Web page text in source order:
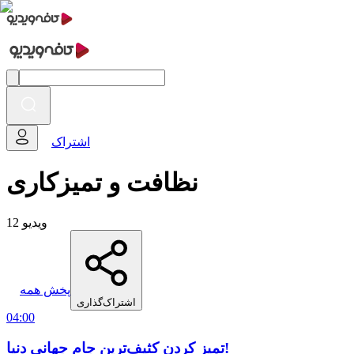
اشتراک
نظافت و تمیزکاری
12 ویدیو
پخش همه
اشتراک‌گذاری
04:00
تمیز کردن کثیف‌ترین جام جهانی دنیا!